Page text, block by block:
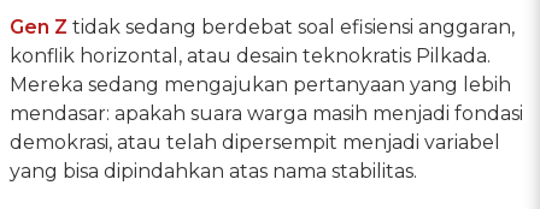
Gen Z tidak sedang berdebat soal efisiensi anggaran,
konflik horizontal, atau desain teknokratis Pilkada.
Mereka sedang mengajukan pertanyaan yang lebih
mendasar: apakah suara warga masih menjadi fondasi
demokrasi, atau telah dipersempit menjadi variabel
yang bisa dipindahkan atas nama stabilitas.